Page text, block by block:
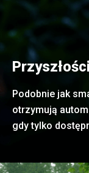
Podobnie jak
otrzymują
gdy tylko